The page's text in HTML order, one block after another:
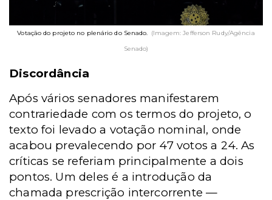
Votação do projeto no plenário do Senado.
(Imagem: Jefferson Rudy/Agência
Senado)
Discordância
Após vários senadores manifestarem
contrariedade com os termos do projeto, o
texto foi levado a votação nominal, onde
acabou prevalecendo por 47 votos a 24. As
críticas se referiam principalmente a dois
pontos. Um deles é a introdução da
chamada prescrição intercorrente —